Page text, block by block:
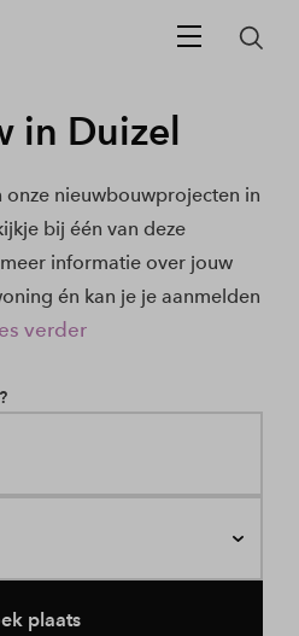
in Duizel
nieuwbouwprojecten in
bij één van deze
informatie over jouw
én kan je je aanmelden
verder
plaats